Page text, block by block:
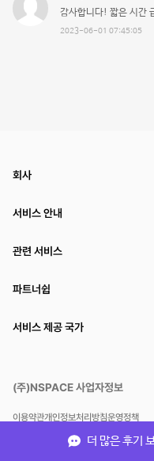
감사합니다! 짧은 시간
2023-06-01 07:45:05
더 많은 후기
회사
서비스 안내
관련 서비스
파트너쉽
서비스 제공 국가
(주)NSPACE 사업자정보
이용약관개인정보처리방침운영정책
스페이스클라우드는 통신판매중개자
라우드는 공간 거래정보 및 거래에 대해